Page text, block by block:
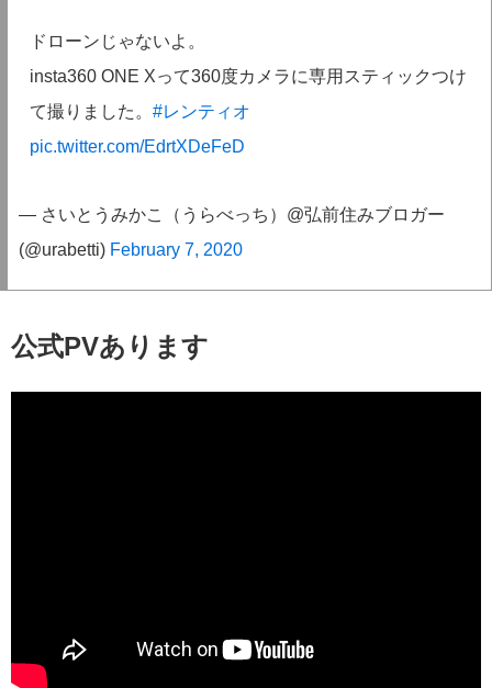
ドローンじゃないよ。
insta360 ONE Xって360度カメラに専用スティックつけ
て撮りました。 #レンティオ
pic.twitter.com/EdrtXDeFeD
— さいとうみかこ（うらべっち）@弘前住みブロガー
(@urabetti) February 7, 2020
公式PVあります